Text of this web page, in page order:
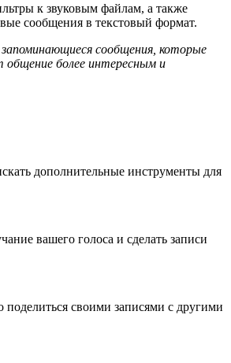
к звуковым файлам, а также
сообщения в текстовый формат.
сообщения, которые
общение более интересным и
дополнительные инструменты для
вашего голоса и сделать записи
своими записями с другими